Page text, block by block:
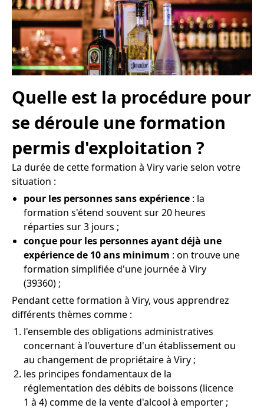
Quelle est la procédure pour
se déroule une formation
permis d'exploitation ?
La durée de cette formation à Viry varie selon votre
situation :
pour les personnes sans expérience : la
formation s'étend souvent sur 20 heures
réparties sur 3 jours ;
conçue pour les personnes ayant déjà une
expérience de 10 ans minimum : on trouve une
formation simplifiée d'une journée à Viry
(39360) ;
Pendant cette formation à Viry, vous apprendrez
différents thèmes comme :
l'ensemble des obligations administratives
concernant à l'ouverture d'un établissement ou
au changement de propriétaire à Viry ;
les principes fondamentaux de la
réglementation des débits de boissons (licence
1 à 4) comme de la vente d'alcool à emporter ;